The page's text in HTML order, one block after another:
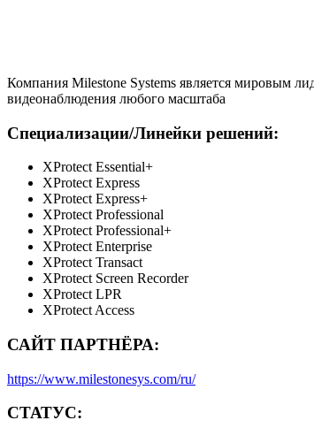
Компания Milestone Systems является мировым
видеонаблюдения любого масштаба
Специализации/Линейки решений:
XProtect Essential+
XProtect Express
XProtect Express+
XProtect Professional
XProtect Professional+
XProtect Enterprise
XProtect Transact
XProtect Screen Recorder
XProtect LPR
XProtect Access
САЙТ ПАРТНЁРА:
https://www.milestonesys.com/ru/
СТАТУС: